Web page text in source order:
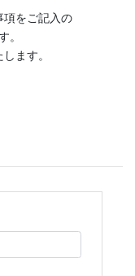
項をご記入の
。
ます。